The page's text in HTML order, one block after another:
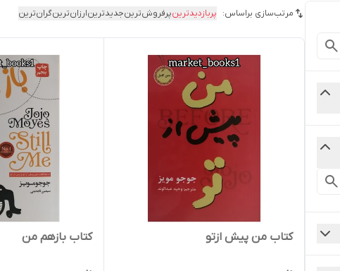
مرتب‌سازی براساس: پربازدیدترینپرفروش‌ترینجدیدترینارزان‌ترینگران‌ترین
کتاب من پیش ازتو کتاب بازهم من